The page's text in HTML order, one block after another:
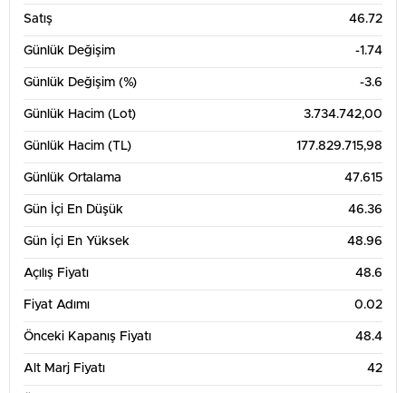
Satış 46.72
Günlük Değişim -1.74
Günlük Değişim (%) -3.6
Günlük Hacim (Lot) 3.734.742,00
Günlük Hacim (TL) 177.829.715,98
Günlük Ortalama 47.615
Gün İçi En Düşük 46.36
Gün İçi En Yüksek 48.96
Açılış Fiyatı 48.6
Fiyat Adımı 0.02
Önceki Kapanış Fiyatı 48.4
Alt Marj Fiyatı 42